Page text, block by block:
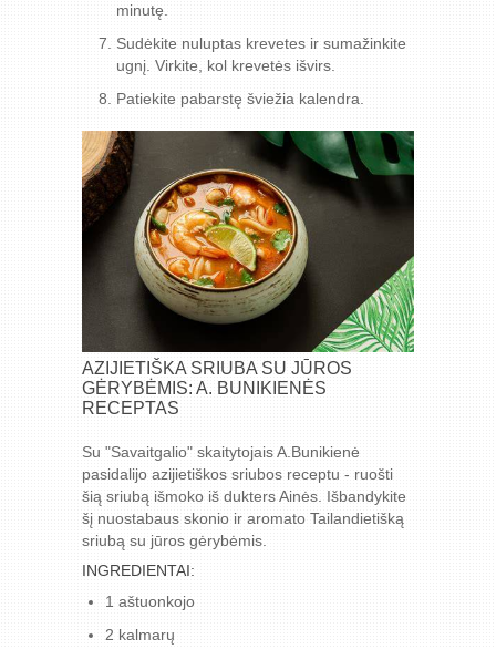
minutę.
Sudėkite nuluptas krevetes ir sumažinkite
ugnį. Virkite, kol krevetės išvirs.
Patiekite pabarstę šviežia kalendra.
AZIJIETIŠKA SRIUBA SU JŪROS
GĖRYBĖMIS: A. BUNIKIENĖS
RECEPTAS
Su "Savaitgalio" skaitytojais A.Bunikienė
pasidalijo azijietiškos sriubos receptu - ruošti
šią sriubą išmoko iš dukters Ainės. Išbandykite
šį nuostabaus skonio ir aromato Tailandietišką
sriubą su jūros gėrybėmis.
INGREDIENTAI:
1 aštuonkojo
2 kalmarų